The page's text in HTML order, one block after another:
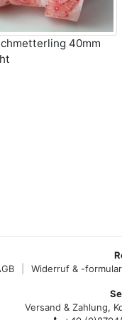
40mm
Widerruf & -formular
Versand & Zahlung,